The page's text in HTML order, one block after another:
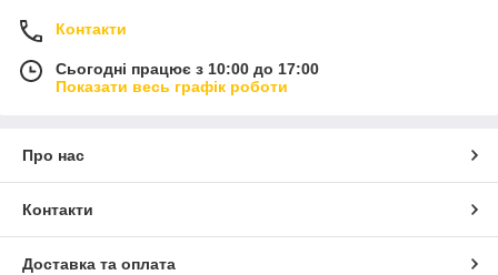
Контакти
Сьогодні працює з 10:00 до 17:00
Показати весь графік роботи
Про нас
Контакти
Доставка та оплата